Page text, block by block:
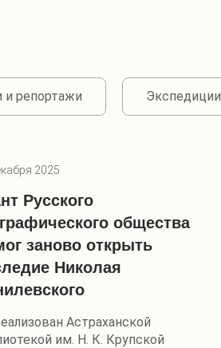
и репортажи Экспедиции
2025
Русского
общества
заново открыть
Николая
Астраханской
им. Н. К. Крупской